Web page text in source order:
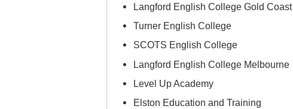
Langford English College Gold Coast
Turner English College
SCOTS English College
Langford English College Melbourne
Level Up Academy
Elston Education and Training